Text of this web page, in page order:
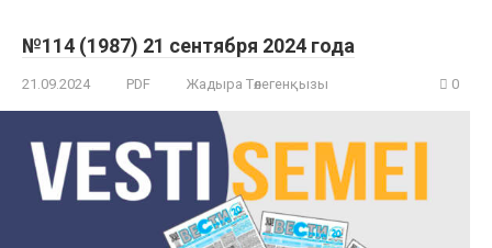
№114 (1987) 21 сентября 2024 года
21.09.2024 PDF Жадыра Төлегенқызы 0